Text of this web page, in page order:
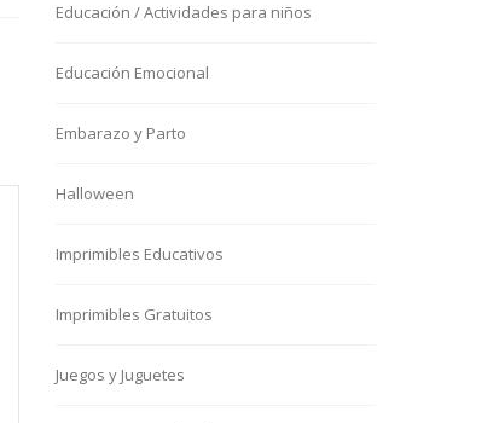
Educación / Actividades para niños
Educación Emocional
Embarazo y Parto
Halloween
Imprimibles Educativos
Imprimibles Gratuitos
Juegos y Juguetes